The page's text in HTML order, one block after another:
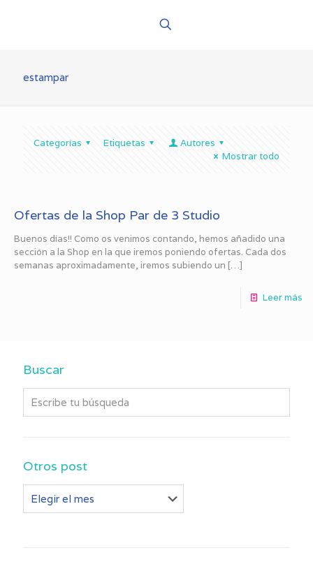
estampar
Categorías Etiquetas
Autores
Mostrar todo
Ofertas de la Shop Par de 3 Studio
Buenos días!! Como os venimos contando, hemos añadido una
sección a la Shop en la que iremos poniendo ofertas. Cada dos
semanas aproximadamente, iremos subiendo un […]
Leer más
Buscar
Otros post
post